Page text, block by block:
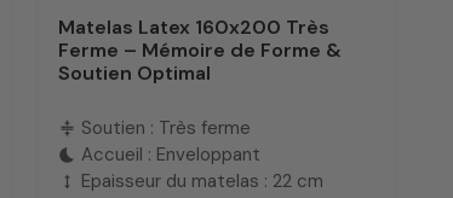
Matelas Latex 160x200 Très
Ferme – Mémoire de Forme &
Soutien Optimal
compress Soutien : Très ferme
bedtime Accueil : Enveloppant
height
Epaisseur du matelas : 22 cm